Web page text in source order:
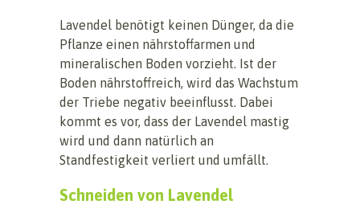
Lavendel benötigt keinen Dünger, da die
Pflanze einen nährstoffarmen und
mineralischen Boden vorzieht. Ist der
Boden nährstoffreich, wird das Wachstum
der Triebe negativ beeinflusst. Dabei
kommt es vor, dass der Lavendel mastig
wird und dann natürlich an
Standfestigkeit verliert und umfällt.
Schneiden von Lavendel